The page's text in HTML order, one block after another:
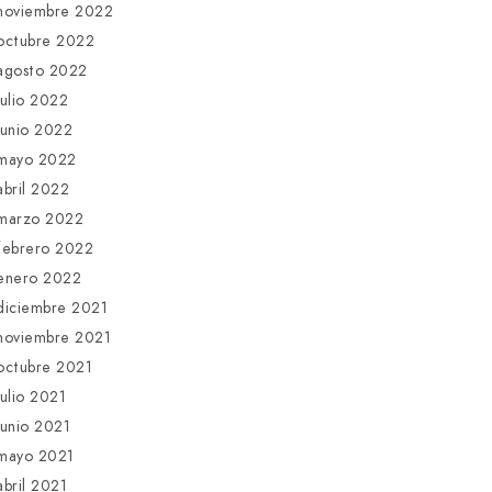
2022
2022
2022
2022
2022
2022
2022
2022
2022
2022
2021
2021
2021
2021
2021
2021
2021